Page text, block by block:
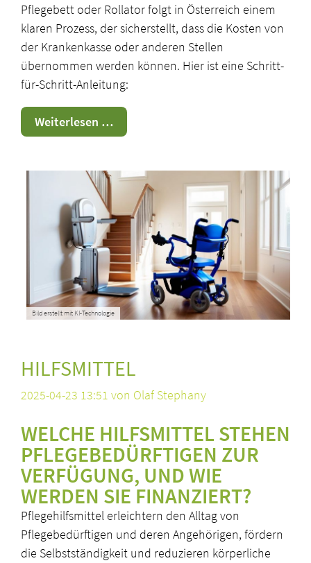
Pflegebett oder Rollator folgt in Österreich einem
klaren Prozess, der sicherstellt, dass die Kosten von
der Krankenkasse oder anderen Stellen
übernommen werden können. Hier ist eine Schritt-
für-Schritt-Anleitung:
Weiterlesen …Beantragung
Hilfsmittel
Bild erstellt mit KI-Technologie
HILFSMITTEL
2025-04-23 13:51 von Olaf Stephany
WELCHE HILFSMITTEL STEHEN
PFLEGEBEDÜRFTIGEN ZUR
VERFÜGUNG, UND WIE
WERDEN SIE FINANZIERT?
Pflegehilfsmittel erleichtern den Alltag von
Pflegebedürftigen und deren Angehörigen, fördern
die Selbstständigkeit und reduzieren körperliche